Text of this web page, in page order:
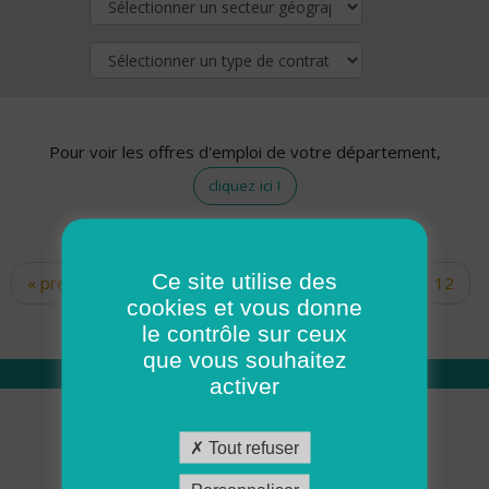
Pour voir les offres d'emploi de votre département,
cliquez ici !
Pages
« premier ‹ précédent … 10
12
14 15 16 17
Qui sommes nous
Académie ADMR
Ce site utilise des
cookies et vous donne
le contrôle sur ceux
que vous souhaitez
activer
Tout refuser